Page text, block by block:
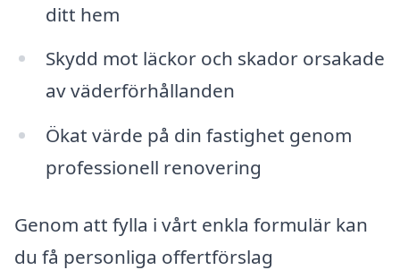
ditt hem
Skydd mot läckor och skador orsakade
av väderförhållanden
Ökat värde på din fastighet genom
professionell renovering
Genom att fylla i vårt enkla formulär kan
du få personliga offertförslag